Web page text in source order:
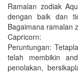
Ramalan zodiak
dengan baik dan
Bagaimana ramalan
Capricorn:
Peruntungan:
telah membikin
penolakan,